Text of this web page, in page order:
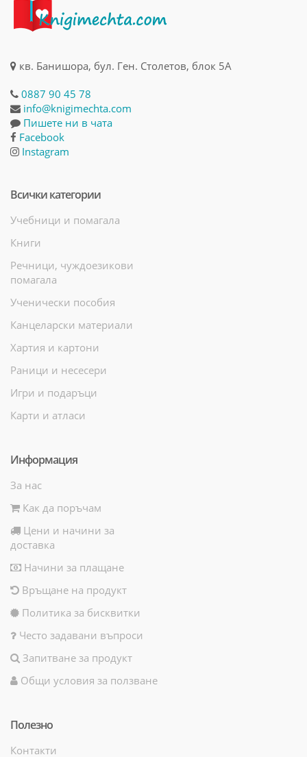
кв. Банишора, бул. Ген. Столетов, блок 5А
0887 90 45 78
info@knigimechta.com
Пишете ни в чата
Facebook
Instagram
Всички категории
Учебници и помагала
Книги
Речници, чуждоезикови
помагала
Ученически пособия
Канцеларски материали
Хартия и картони
Раници и несесери
Игри и подаръци
Карти и атласи
Информация
За нас
Как да поръчам
Цени и начини за
доставка
Начини за плащане
Връщане на продукт
Политика за бисквитки
Често задавани въпроси
Запитване за продукт
Общи условия за ползване
Полезно
Контакти